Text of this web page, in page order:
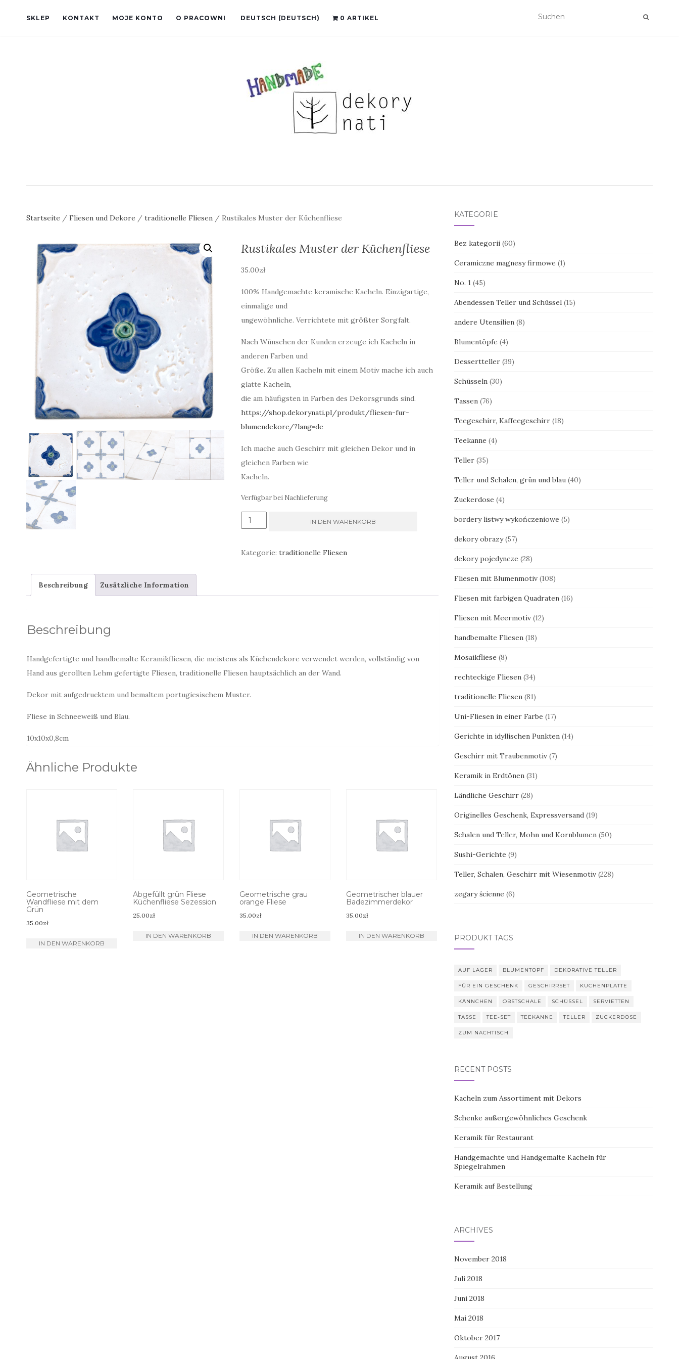
SKLEP KONTAKT MOJE KONTO O PRACOWNI DEUTSCH (DEUTSCH) 0 ARTIKEL
Startseite / Fliesen und Dekore / traditionelle Fliesen / Rustikales Muster der Küchenfliese
Rustikales Muster der Küchenfliese
35.00zł
100% Handgemachte keramische Kacheln. Einzigartige,
einmalige und
ungewöhnliche. Verrichtete mit größter Sorgfalt.
Nach Wünschen der Kunden erzeuge ich Kacheln in
anderen Farben und
Größe. Zu allen Kacheln mit einem Motiv mache ich auch
glatte Kacheln,
die am häufigsten in Farben des Dekorsgrunds sind.
https://shop.dekorynati.pl/produkt/fliesen-fur-
blumendekore/?lang=de
Ich mache auch Geschirr mit gleichen Dekor und in
gleichen Farben wie
Kacheln.
Verfügbar bei Nachlieferung
Rustikales
IN DEN WARENKORB
Kategorie: traditionelle Fliesen
Beschreibung Zusätzliche Information
Beschreibung
Handgefertigte und handbemalte Keramikfliesen, die meistens als Küchendekore verwendet werden, vollständig von
Hand aus gerollten Lehm gefertigte Fliesen, traditionelle Fliesen hauptsächlich an der Wand.
Dekor mit aufgedrucktem und bemaltem portugiesischem Muster.
Fliese in Schneeweiß und Blau.
10x10x0,8cm
Ähnliche Produkte
Geometrische
Wandfliese mit dem
Grün
35.00zł
IN DEN WARENKORB
Abgefüllt grün Fliese
Küchenfliese Sezession
25.00zł
IN DEN WARENKORB
Geometrische grau
orange Fliese
35.00zł
IN DEN WARENKORB
Geometrischer blauer
Badezimmerdekor
35.00zł
IN DEN WARENKORB
KATEGORIE
Bez kategorii (60)
Ceramiczne magnesy firmowe (1)
No. 1 (45)
Abendessen Teller und Schüssel (15)
andere Utensilien (8)
Blumentöpfe (4)
Dessertteller (39)
Schüsseln (30)
Tassen (76)
Teegeschirr, Kaffeegeschirr (18)
Teekanne (4)
Teller (35)
Teller und Schalen, grün und blau (40)
Zuckerdose (4)
bordery listwy wykończeniowe (5)
dekory obrazy (57)
dekory pojedyncze (28)
Fliesen mit Blumenmotiv (108)
Fliesen mit farbigen Quadraten (16)
Fliesen mit Meermotiv (12)
handbemalte Fliesen (18)
Mosaikfliese (8)
rechteckige Fliesen (34)
traditionelle Fliesen (81)
Uni-Fliesen in einer Farbe (17)
Gerichte in idyllischen Punkten (14)
Geschirr mit Traubenmotiv (7)
Keramik in Erdtönen (31)
Ländliche Geschirr (28)
Originelles Geschenk, Expressversand (19)
Schalen und Teller, Mohn und Kornblumen (50)
Sushi-Gerichte (9)
Teller, Schalen, Geschirr mit Wiesenmotiv (228)
zegary ścienne (6)
PRODUKT TAGS
AUF LAGER BLUMENTOPF DEKORATIVE TELLER
FÜR EIN GESCHENK GESCHIRRSET KUCHENPLATTE
KÄNNCHEN OBSTSCHALE SCHÜSSEL SERVIETTEN
TASSE TEE-SET TEEKANNE TELLER ZUCKERDOSE
ZUM NACHTISCH
RECENT POSTS
Kacheln zum Assortiment mit Dekors
Schenke außergewöhnliches Geschenk
Keramik für Restaurant
Handgemachte und Handgemalte Kacheln für
Spiegelrahmen
Keramik auf Bestellung
ARCHIVES
November 2018
Juli 2018
Juni 2018
Mai 2018
Oktober 2017